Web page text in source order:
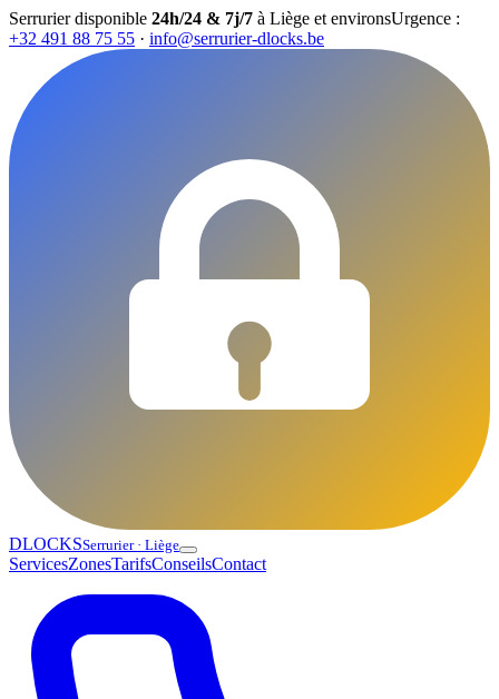
Serrurier disponible 24h/24 & 7j/7 à Liège et environsUrgence :
+32 491 88 75 55 · info@serrurier-dlocks.be
DLOCKSSerrurier · Liège
ServicesZonesTarifsConseilsContact